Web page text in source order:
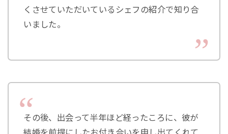
くさせていただいているシェフの紹介で知り合
いました。
その後、出会って半年ほど経ったころに、彼が